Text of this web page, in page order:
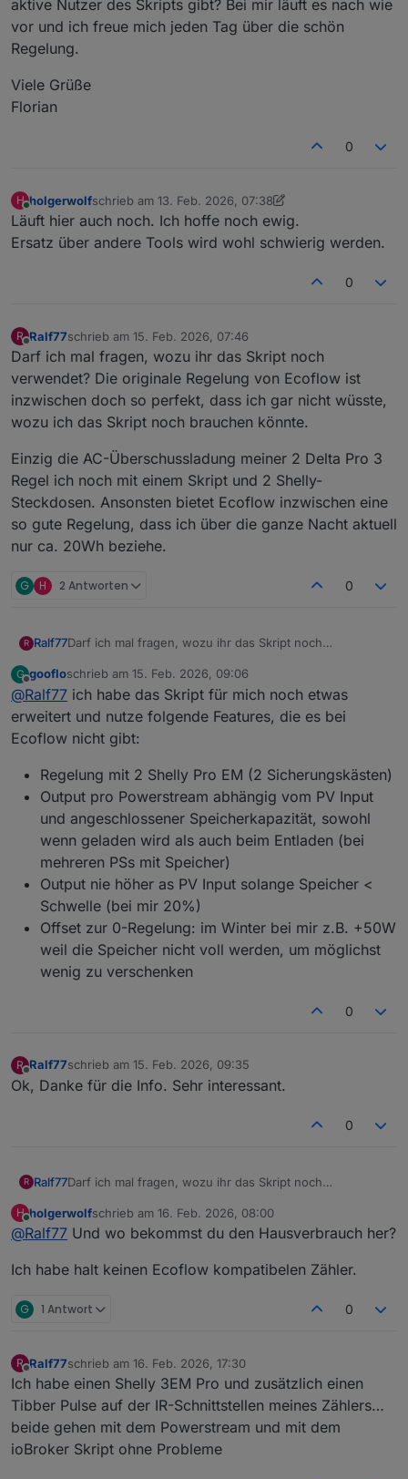
aktive Nutzer des Skripts gibt? Bei mir läuft es nach wie
vor und ich freue mich jeden Tag über die schön
Regelung.
Viele Grüße
Florian
0
H
Online
holgerwolfschrieb am 13. Feb. 2026, 07:38
zuletzt editiert von holgerwolf
Läuft hier auch noch. Ich hoffe noch ewig.
Ersatz über andere Tools wird wohl schwierig werden.
0
R
Offline
Ralf77schrieb am 15. Feb. 2026, 07:46
zuletzt editiert von
Darf ich mal fragen, wozu ihr das Skript noch
verwendet? Die originale Regelung von Ecoflow ist
inzwischen doch so perfekt, dass ich gar nicht wüsste,
wozu ich das Skript noch brauchen könnte.
Einzig die AC-Überschussladung meiner 2 Delta Pro 3
Regel ich noch mit einem Skript und 2 Shelly-
Steckdosen. Ansonsten bietet Ecoflow inzwischen eine
so gute Regelung, dass ich über die ganze Nacht aktuell
nur ca. 20Wh beziehe.
G H 2 Antworten 0
R Ralf77Darf ich mal fragen, wozu ihr das Skript noch
inzwischen doch so perfekt, dass ich gar nicht wüsste,
wozu ich das Skript noch brauchen könnte.
Einzig die AC-Überschussladung meiner 2 Delta Pro 3
Regel ich noch mit einem Skript und 2 Shelly-
Steckdosen. Ansonsten bietet Ecoflow inzwischen eine
so gute Regelung, dass ich über die ganze Nacht aktuell
nur ca. 20Wh beziehe.
G
Offline
goofloschrieb am 15. Feb. 2026, 09:06
zuletzt editiert von
@Ralf77 ich habe das Skript für mich noch etwas
erweitert und nutze folgende Features, die es bei
Ecoflow nicht gibt:
Regelung mit 2 Shelly Pro EM (2 Sicherungskästen)
Output pro Powerstream abhängig vom PV Input
und angeschlossener Speicherkapazität, sowohl
wenn geladen wird als auch beim Entladen (bei
mehreren PSs mit Speicher)
Output nie höher as PV Input solange Speicher <
Schwelle (bei mir 20%)
Offset zur 0-Regelung: im Winter bei mir z.B. +50W
weil die Speicher nicht voll werden, um möglichst
wenig zu verschenken
0
R
Offline
Ralf77schrieb am 15. Feb. 2026, 09:35
zuletzt editiert von
Ok, Danke für die Info. Sehr interessant.
0
R Ralf77Darf ich mal fragen, wozu ihr das Skript noch
inzwischen doch so perfekt, dass ich gar nicht wüsste,
wozu ich das Skript noch brauchen könnte.
Einzig die AC-Überschussladung meiner 2 Delta Pro 3
Regel ich noch mit einem Skript und 2 Shelly-
so gute Regelung, dass ich über die ganze Nacht aktuell
H
Online
holgerwolfschrieb am 16. Feb. 2026, 08:00
zuletzt editiert von
@Ralf77 Und wo bekommst du den Hausverbrauch her?
Ich habe halt keinen Ecoflow kompatibelen Zähler.
G 1 Antwort 0
R
Offline
Ralf77schrieb am 16. Feb. 2026, 17:30
zuletzt editiert von
Ich habe einen Shelly 3EM Pro und zusätzlich einen
Tibber Pulse auf der IR-Schnittstellen meines Zählers…
beide gehen mit dem Powerstream und mit dem
ioBroker Skript ohne Probleme